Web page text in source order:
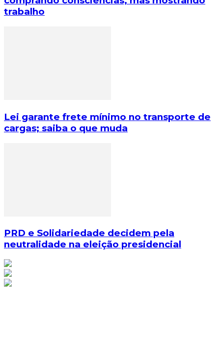
trabalho
Lei garante frete mínimo no transporte de
cargas; saiba o que muda
PRD e Solidariedade decidem pela
neutralidade na eleição presidencial